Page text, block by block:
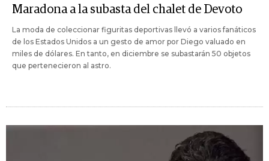
Maradona a la subasta del chalet de Devoto
La moda de coleccionar figuritas deportivas llevó a varios fanáticos
de los Estados Unidos a un gesto de amor por Diego valuado en
miles de dólares. En tanto, en diciembre se subastarán 50 objetos
que pertenecieron al astro.